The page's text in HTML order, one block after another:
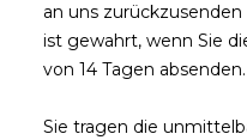
an uns
ist gewahrt, wenn Sie
von 14 Tagen absenden.
Sie tragen die